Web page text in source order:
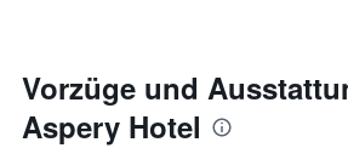
Vorzüge und
Aspery Hotel